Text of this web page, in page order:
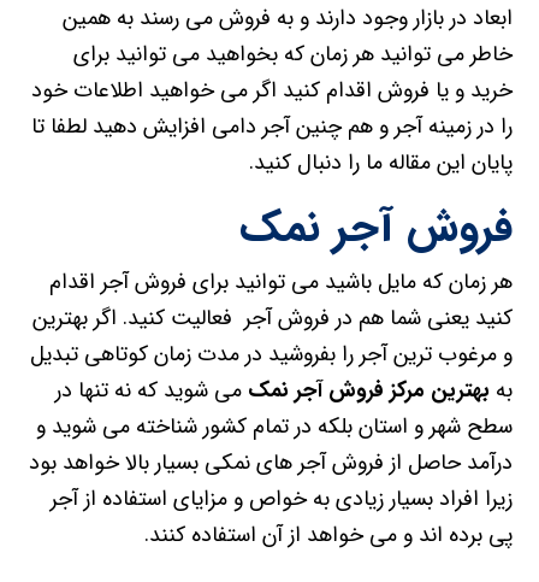
ابعاد در بازار وجود دارند و به فروش می رسند به همین
خاطر می توانید هر زمان که بخواهید می توانید برای
خرید و یا فروش اقدام کنید اگر می خواهید اطلاعات خود
را در زمینه آجر و هم چنین آجر دامی افزایش دهید لطفا تا
پایان این مقاله ما را دنبال کنید.
فروش آجر نمک
هر زمان که مایل باشید می توانید برای فروش آجر اقدام
کنید یعنی شما هم در فروش آجر فعالیت کنید. اگر بهترین
و مرغوب ترین آجر را بفروشید در مدت زمان کوتاهی تبدیل
به بهترین مرکز فروش آجر نمکمی شوید که نه تنها در
سطح شهر و استان بلکه در تمام کشور شناخته می شوید و
درآمد حاصل از فروش آجر های نمکی بسیار بالا خواهد بود
زیرا افراد بسیار زیادی به خواص و مزایای استفاده از آجر
پی برده اند و می خواهد از آن استفاده کنند.